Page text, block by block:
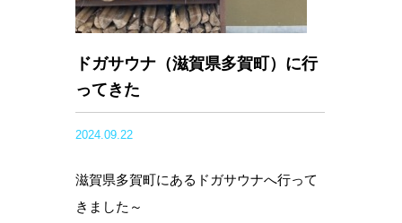
ドガサウナ（滋賀県多賀町）に行
ってきた
2024.09.22
滋賀県多賀町にあるドガサウナへ行って
きました～